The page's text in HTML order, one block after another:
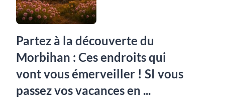
Partez à la découverte du
Morbihan : Ces endroits qui
vont vous émerveiller ! SI vous
passez vos vacances en ...